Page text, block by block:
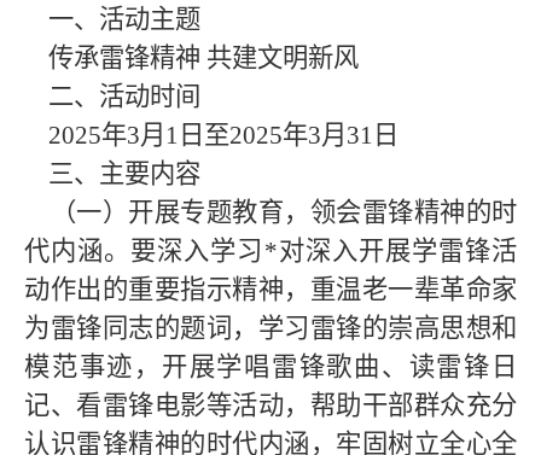
一、活动主题
传承雷锋精神 共建文明新风
二、活动时间
2025年3月1日至2025年3月31日
三、主要内容
（一）开展专题教育，领会雷锋精神的时
代内涵。要深入学习*对深入开展学雷锋活
动作出的重要指示精神，重温老一辈革命家
为雷锋同志的题词，学习雷锋的崇高思想和
模范事迹，开展学唱雷锋歌曲、读雷锋日
记、看雷锋电影等活动，帮助干部群众充分
认识雷锋精神的时代内涵，牢固树立全心全